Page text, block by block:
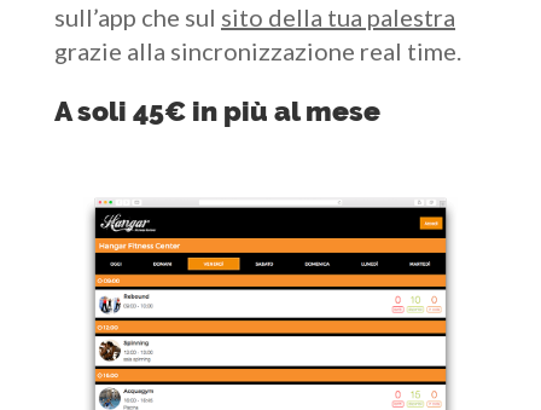
sull’app che sul sito della tua palestra
grazie alla sincronizzazione real time.
A soli 45€ in più al mese